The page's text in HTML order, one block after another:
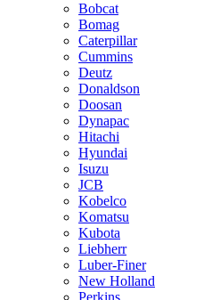
Bobcat
Bomag
Caterpillar
Cummins
Deutz
Donaldson
Doosan
Dynapac
Hitachi
Hyundai
Isuzu
JCB
Kobelco
Komatsu
Kubota
Liebherr
Luber-Finer
New Holland
Perkins